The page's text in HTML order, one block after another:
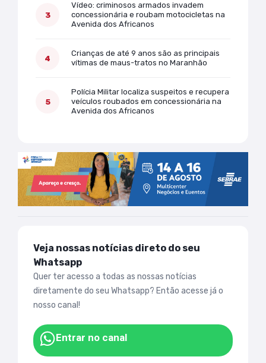
Vídeo: criminosos armados invadem
concessionária e roubam motocicletas na
Avenida dos Africanos
Crianças de até 9 anos são as principais
vítimas de maus-tratos no Maranhão
Polícia Militar localiza suspeitos e recupera
veículos roubados em concessionária na
Avenida dos Africanos
Veja nossas notícias direto do seu
Whatsapp
Quer ter acesso a todas as nossas notícias
diretamente do seu Whatsapp? Então acesse já o
nosso canal!
Entrar no canal